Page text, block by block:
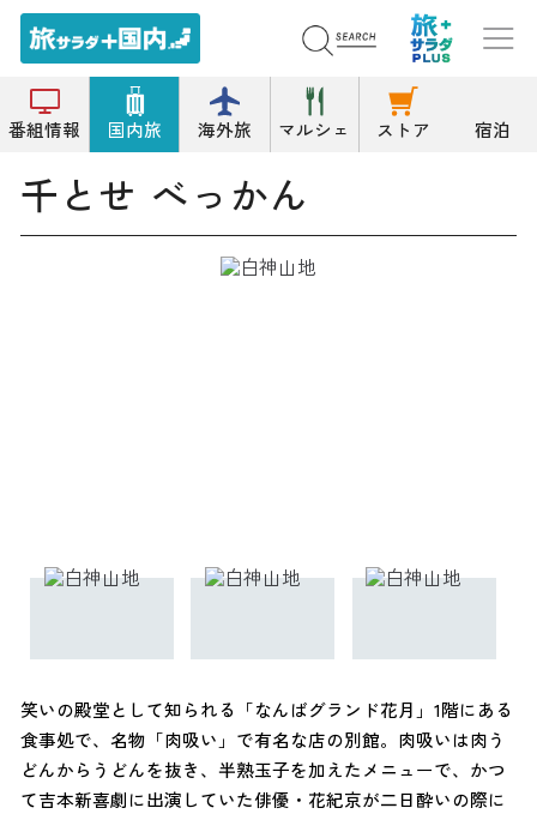
番組情報 国内旅 海外旅 マルシェ ストア 宿泊
トップ そば/うどん 千とせ べっかん
千とせ べっかん
笑いの殿堂として知られる「なんばグランド花月」1階にある
食事処で、名物「肉吸い」で有名な店の別館。肉吸いは肉う
どんからうどんを抜き、半熟玉子を加えたメニューで、かつ
て吉本新喜劇に出演していた俳優・花紀京が二日酔いの際に